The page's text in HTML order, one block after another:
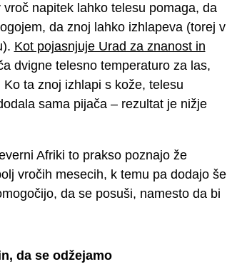
napitek lahko telesu pomaga, da
da znoj lahko izhlapeva (torej v
Kot pojasnjuje Urad za znanost in
dvigne telesno temperaturo za las,
ta znoj izhlapi s kože, telesu
sama pijača – rezultat je nižje
Afriki to prakso poznajo že
vročih mesecih, k temu pa dodajo še
da se posuši, namesto da bi
da se odžejamo